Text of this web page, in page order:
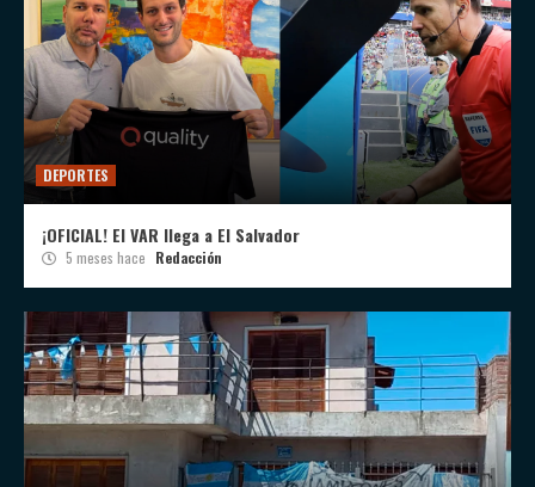
DEPORTES
¡OFICIAL! El VAR llega a El Salvador
5 meses hace Redacción